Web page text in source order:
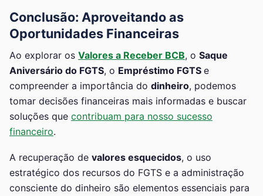
Conclusão: Aproveitando as
Oportunidades Financeiras
Ao explorar os Valores a Receber BCB, o Saque
Aniversário do FGTS, o Empréstimo FGTS e
compreender a importância do dinheiro, podemos
tomar decisões financeiras mais informadas e buscar
soluções que contribuam para nosso sucesso
financeiro.
A recuperação de valores esquecidos, o uso
estratégico dos recursos do FGTS e a administração
consciente do dinheiro são elementos essenciais para